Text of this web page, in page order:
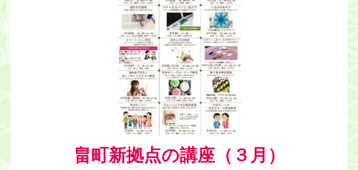
畠町新拠点の講座（３月）